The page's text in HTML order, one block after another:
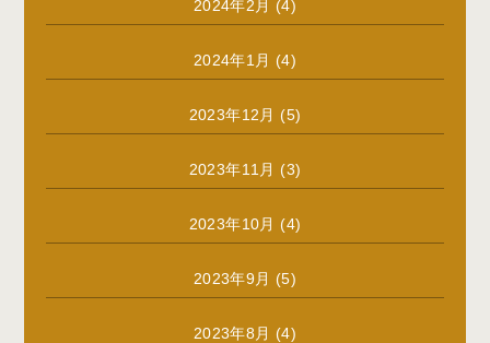
2024年2月 (4)
2024年1月 (4)
2023年12月 (5)
2023年11月 (3)
2023年10月 (4)
2023年9月 (5)
2023年8月 (4)